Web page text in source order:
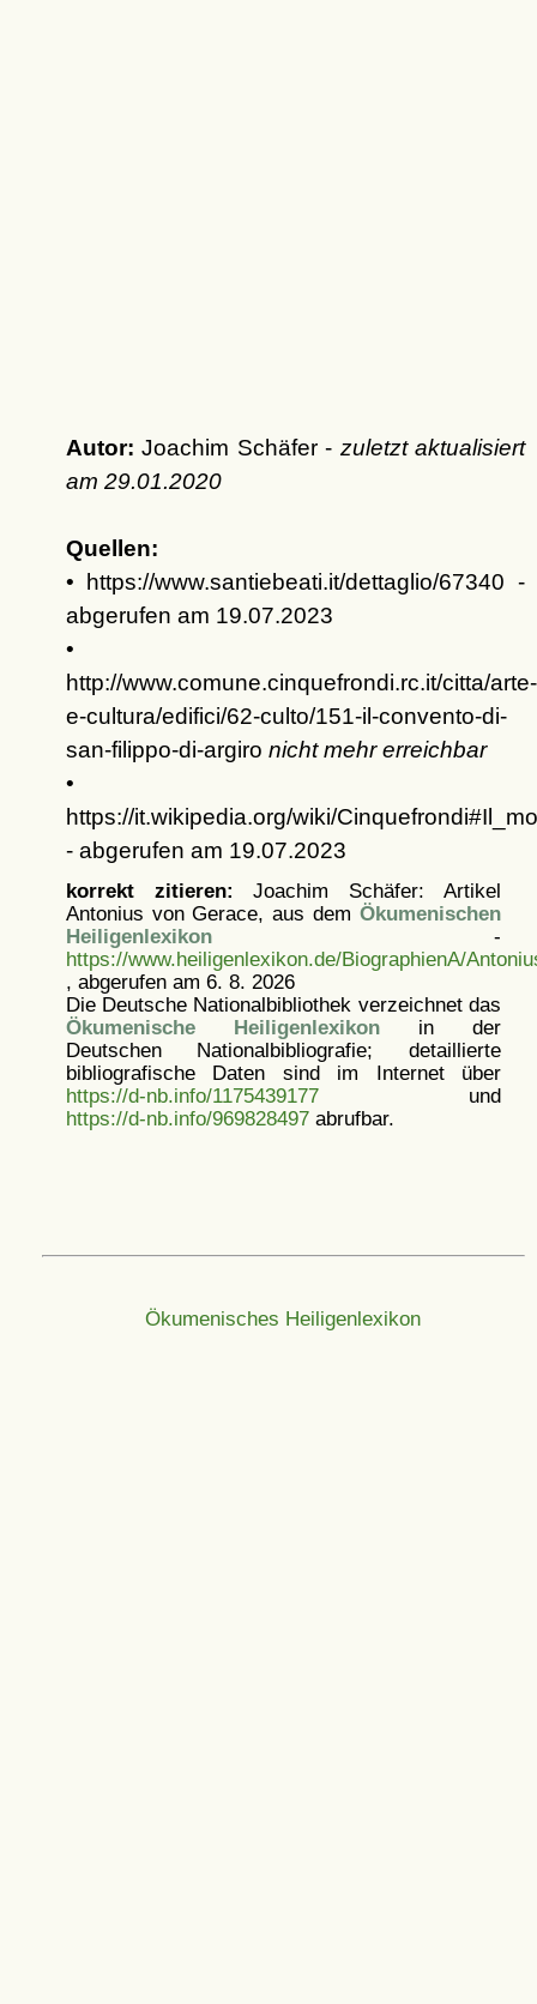
Autor: Joachim Schäfer - zuletzt aktualisiert
am 29.01.2020
Quellen:
• https://www.santiebeati.it/dettaglio/67340 -
abgerufen am 19.07.2023
•
http://www.comune.cinquefrondi.rc.it/citta/arte-
e-cultura/edifici/62-culto/151-il-convento-di-
san-filippo-di-argiro nicht mehr erreichbar
•
https://it.wikipedia.org/wiki/
- abgerufen am 19.07.2023
korrekt zitieren: Joachim Schäfer: Artikel
Antonius von Gerace, aus dem Ökumenischen
Heiligenlexikon-
https://www.heiligenlexikon.de/BiographienA/
, abgerufen am 6. 8. 2026
Die Deutsche Nationalbibliothek verzeichnet das
Ökumenische Heiligenlexikonin der
Deutschen Nationalbibliografie; detaillierte
bibliografische Daten sind im Internet über
https://d-nb.info/1175439177und
https://d-nb.info/969828497abrufbar.
Ökumenisches Heiligenlexikon